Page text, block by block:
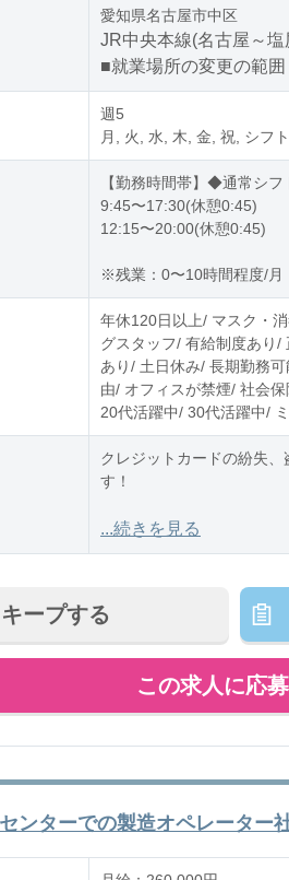
愛知県名古屋市中区
JR中央本線(名古屋～
■就業場所の変更の範囲
週5
月, 火, 水, 木, 金, 祝, シフ
【勤務時間帯】◆通常シフ
9:45〜17:30(休憩0:45)
12:15〜20:00(休憩0:45)
※残業：0〜10時間程度/月
年休120日以上/ マスク・
グスタッフ/ 有給制度あり/
あり/ 土日休み/ 長期勤務
由/ オフィスが禁煙/ 社会
20代活躍中/ 30代活躍中/
クレジットカードの紛失
す！
具体的には、、
・カードの利用明細の内
・カードが利用
...続きを見る
キープする
この求人に応
ンターでの製造オペレーター